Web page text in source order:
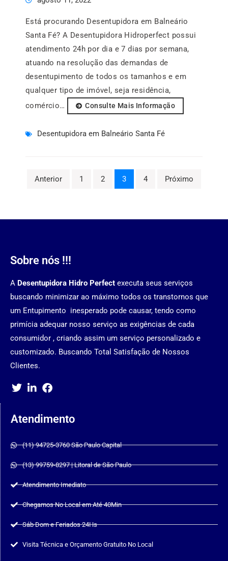
Está procurando Desentupidora em Balneário
Santa Fé? A Desentupidora Hidroperfect possui
atendimento 24h por dia e 7 dias por semana,
atuando na resolução das demandas de
desentupimento de todos os tamanhos e em
qualquer tipo de imóvel, seja residência,
comércio…
Consulte Mais Informação
Desentupidora em Balneário Santa Fé
Anterior 1 2 3 4 Próximo
Sobre nós !!!
A Desentupidora Hidro Perfect executa seus serviços
buscando minimizar ao máximo todos os transtornos que
um Entupimento inesperado pode causar, tendo como
primícia adequar nosso serviço as exigências de cada
consumidor , criando assim um serviço personalizado e
customizado. Buscando Total Satisfação de Nossos
Clientes.
Atendimento
(11) 94725-3760 São Paulo Capital
(13) 99759-8297 | Litoral de São Paulo
Atendimento Imediato
Chegamos No Local em Até 40Min
Sáb Dom e Feriados 24Hs
Visita Técnica e Orçamento Gratuito No Local